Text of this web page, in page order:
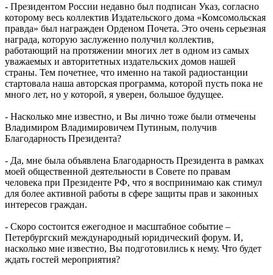
- Президентом России недавно был подписан Указ, согласно
которому весь коллектив Издательского дома «Комсомольская
правда» был награжден Орденом Почета. Это очень серьезная
награда, которую заслуженно получил коллектив,
работающий на протяжении многих лет в одном из самых
уважаемых и авторитетных издательских домов нашей
страны. Тем почетнее, что именно на такой радиостанции
стартовала наша авторская программа, которой пусть пока не
много лет, но у которой, я уверен, большое будущее.
- Насколько мне известно, и Вы лично тоже были отмечены
Владимиром Владимировичем Путиным, получив
Благодарность Президента?
- Да, мне была объявлена Благодарность Президента в рамках
моей общественной деятельности в Совете по правам
человека при Президенте РФ, что я воспринимаю как стимул
для более активной работы в сфере защиты прав и законных
интересов граждан.
- Скоро состоится ежегодное и масштабное событие –
Петербургский международный юридический форум. И,
насколько мне известно, Вы подготовились к нему. Что будет
ждать гостей мероприятия?